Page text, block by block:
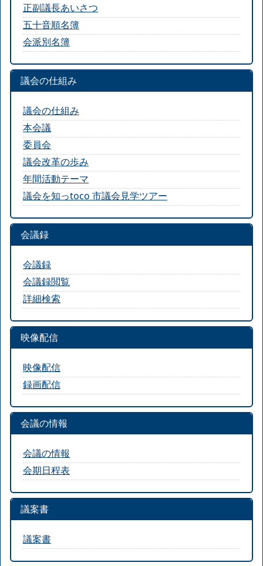
正副議長あいさつ
五十音順名簿
会派別名簿
議会の仕組み
議会の仕組み
本会議
委員会
議会改革の歩み
年間活動テーマ
議会を知っtoco 市議会見学ツアー
会議録
会議録
会議録閲覧
詳細検索
映像配信
映像配信
録画配信
会議の情報
会議の情報
会期日程表
議案書
議案書